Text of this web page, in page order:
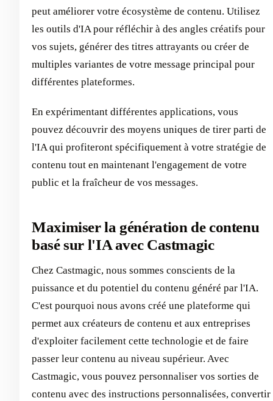
peut améliorer votre écosystème de contenu. Utilisez
les outils d'IA pour réfléchir à des angles créatifs pour
vos sujets, générer des titres attrayants ou créer de
multiples variantes de votre message principal pour
différentes plateformes.
En expérimentant différentes applications, vous
pouvez découvrir des moyens uniques de tirer parti de
l'IA qui profiteront spécifiquement à votre stratégie de
contenu tout en maintenant l'engagement de votre
public et la fraîcheur de vos messages.
Maximiser la génération de contenu
basé sur l'IA avec Castmagic
Chez Castmagic, nous sommes conscients de la
puissance et du potentiel du contenu généré par l'IA.
C'est pourquoi nous avons créé une plateforme qui
permet aux créateurs de contenu et aux entreprises
d'exploiter facilement cette technologie et de faire
passer leur contenu au niveau supérieur. Avec
Castmagic, vous pouvez personnaliser vos sorties de
contenu avec des instructions personnalisées, convertir